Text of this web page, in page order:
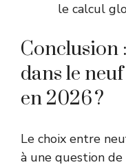
le calcul
Conclusion
dans le
en 2026 ?
Le choix entre
à une question de